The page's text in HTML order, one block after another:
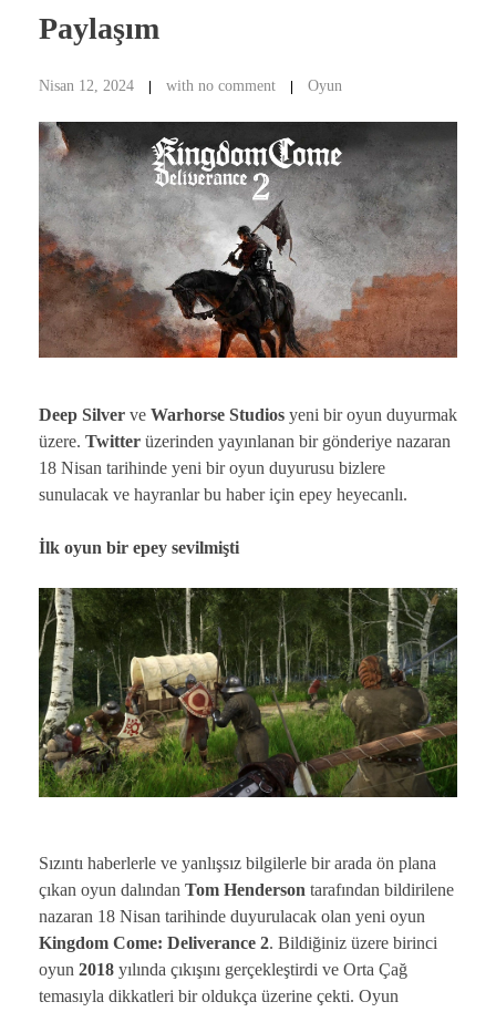
Paylaşım
Nisan 12, 2024 with no comment Oyun
Deep Silver ve Warhorse Studios yeni bir oyun duyurmak
üzere. Twitter üzerinden yayınlanan bir gönderiye nazaran
18 Nisan tarihinde yeni bir oyun duyurusu bizlere
sunulacak ve hayranlar bu haber için epey heyecanlı.
İlk oyun bir epey sevilmişti
Sızıntı haberlerle ve yanlışsız bilgilerle bir arada ön plana
çıkan oyun dalından Tom Henderson tarafından bildirilene
nazaran 18 Nisan tarihinde duyurulacak olan yeni oyun
Kingdom Come: Deliverance 2. Bildiğiniz üzere birinci
oyun 2018 yılında çıkışını gerçekleştirdi ve Orta Çağ
temasıyla dikkatleri bir oldukça üzerine çekti. Oyun